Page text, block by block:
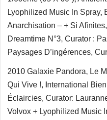
Lyophilized Music In Spray,
Anarchisation – + Si
Dreamtime N°3, Curator :
Paysages D’ingérences,
2010 Galaxie Pandora, Le
Qui Vive !, International
Éclaircies, Curator:
Volvox + Lyophilized Music